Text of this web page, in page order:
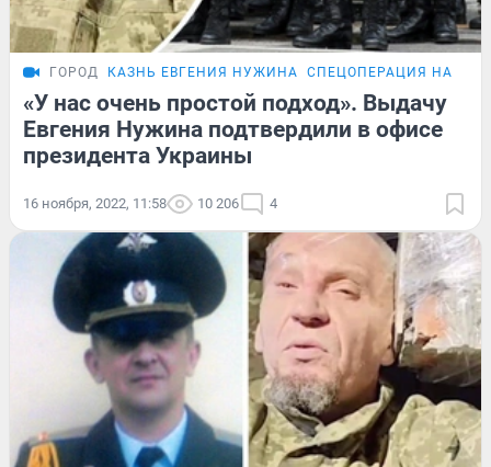
ГОРОД КАЗНЬ ЕВГЕНИЯ НУЖИНА СПЕЦОПЕРАЦИЯ НА
«У нас очень простой подход». Выдачу
Евгения Нужина подтвердили в офисе
президента Украины
16 ноября, 2022, 11:58 10 206 4